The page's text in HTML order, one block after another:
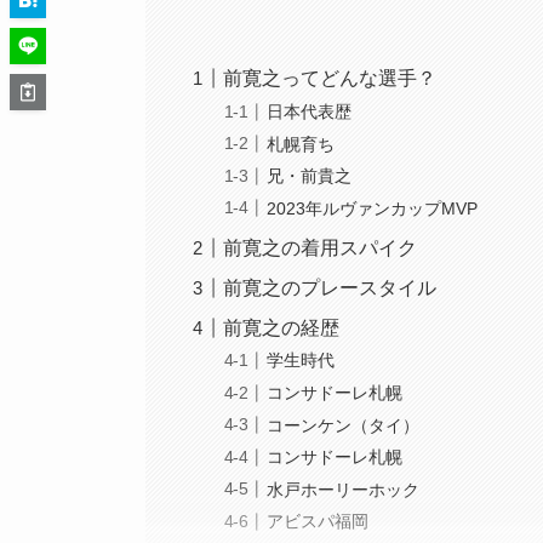
前寛之ってどんな選手？
日本代表歴
札幌育ち
兄・前貴之
2023年ルヴァンカップMVP
前寛之の着用スパイク
前寛之のプレースタイル
前寛之の経歴
学生時代
コンサドーレ札幌
コーンケン（タイ）
コンサドーレ札幌
水戸ホーリーホック
アビスパ福岡